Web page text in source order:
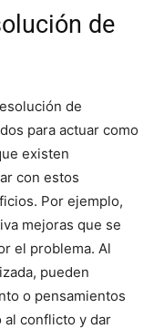
de
de
para actuar como
existen
con estos
Por ejemplo,
mejoras que se
el problema. Al
pueden
o pensamientos
al conflicto y dar